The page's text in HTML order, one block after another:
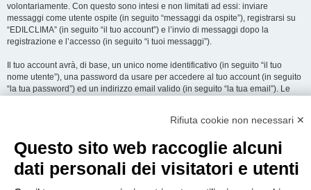
volontariamente. Con questo sono intesi e non limitati ad essi: inviare
messaggi come utente ospite (in seguito “messaggi da ospite”), registrarsi su
“EDILCLIMA” (in seguito “il tuo account”) e l’invio di messaggi dopo la
registrazione e l’accesso (in seguito “i tuoi messaggi”).
Il tuo account avrà, di base, un unico nome identificativo (in seguito “il tuo
nome utente”), una password da usare per accedere al tuo account (in seguito
“la tua password”) ed un indirizzo email valido (in seguito “la tua email”). Le
alle informazioni di nome utente, password ed indirizzo email richiesti durante
obbligatoria o opzionale, è a totale discrezione di “EDILCLIMA”. In tutti i casi,
hai la possibilità di selezionare quali delle informazioni che hai fornito possano
essere rese pubbliche. All’interno del tuo account, hai facoltà di opt-in o opt-out
Rifiuta cookie non necessari ✕
Questo sito web raccoglie alcuni
dati personali dei visitatori e utenti